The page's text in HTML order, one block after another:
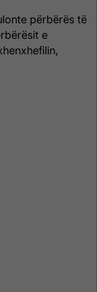
përbërës të
e